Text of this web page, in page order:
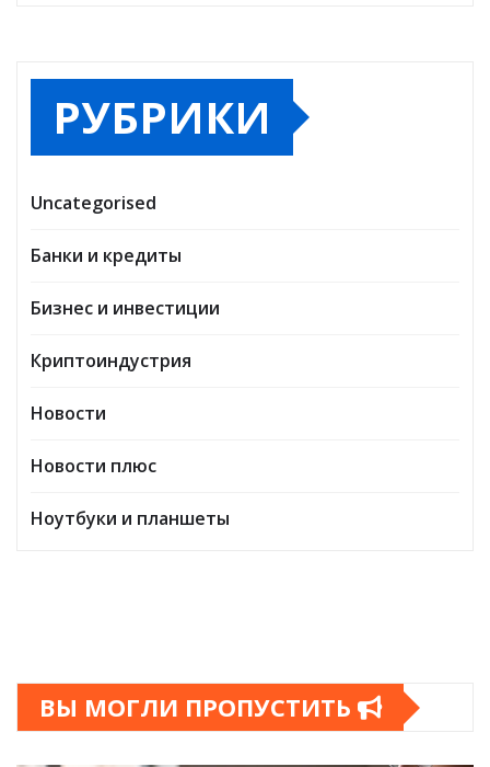
РУБРИКИ
Uncategorised
Банки и кредиты
Бизнес и инвестиции
Криптоиндустрия
Новости
Новости плюс
Ноутбуки и планшеты
ВЫ МОГЛИ ПРОПУСТИТЬ